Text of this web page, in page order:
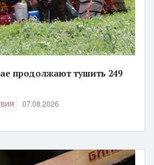
продолжают тушить 249
07.08.2026